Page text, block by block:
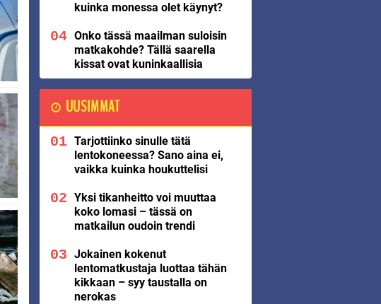
kuinka monessa olet käynyt?
Onko tässä maailman suloisin
matkakohde? Tällä saarella
kissat ovat kuninkaallisia
UUSIMMAT
Tarjottiinko sinulle tätä
lentokoneessa? Sano aina ei,
vaikka kuinka houkuttelisi
Yksi tikanheitto voi muuttaa
koko lomasi – tässä on
matkailun oudoin trendi
Jokainen kokenut
lentomatkustaja luottaa tähän
kikkaan – syy taustalla on
nerokas